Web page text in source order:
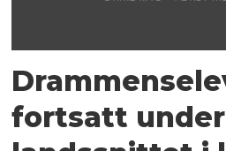
fortsatt under